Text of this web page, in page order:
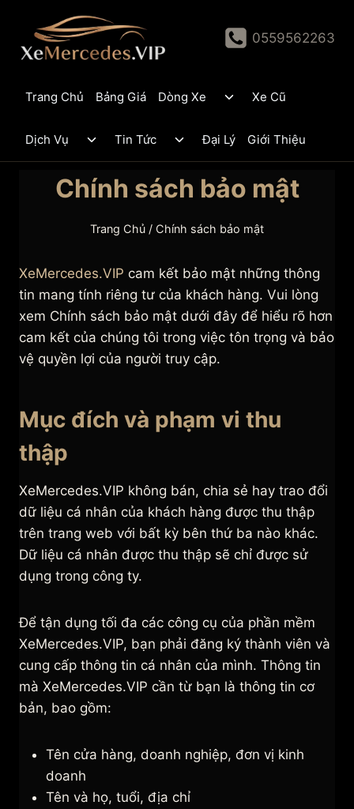
content
0559562263
Trang Chủ Bảng Giá Dòng Xe
ToggleXe Cũ
Dịch Vụ
Toggle
menu
Tin Tức
Toggle
menu
Đại Lý Giới Thiệu
Chính sách bảo mật
Trang Chủ / Chính sách bảo mật
XeMercedes.VIP cam kết bảo mật những thông
tin mang tính riêng tư của khách hàng. Vui lòng
xem Chính sách bảo mật dưới đây để hiểu rõ hơn
cam kết của chúng tôi trong việc tôn trọng và bảo
vệ quyền lợi của người truy cập.
Mục đích và phạm vi thu
thập
XeMercedes.VIP không bán, chia sẻ hay trao đổi
dữ liệu cá nhân của khách hàng được thu thập
trên trang web với bất kỳ bên thứ ba nào khác.
Dữ liệu cá nhân được thu thập sẽ chỉ được sử
dụng trong công ty.
Để tận dụng tối đa các công cụ của phần mềm
XeMercedes.VIP, bạn phải đăng ký thành viên và
cung cấp thông tin cá nhân của mình. Thông tin
mà XeMercedes.VIP cần từ bạn là thông tin cơ
bản, bao gồm:
Tên cửa hàng, doanh nghiệp, đơn vị kinh
doanh
Tên và họ, tuổi, địa chỉ